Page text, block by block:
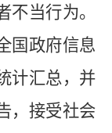
当行为。
国政府信息
计汇总，并
，接受社会